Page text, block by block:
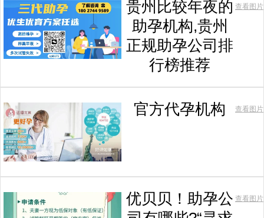
贵州比较年夜的
助孕机构,贵州
正规助孕公司排
行榜推荐
查看图片
官方代孕机构 查看图片
优贝贝！助孕公 查看图片